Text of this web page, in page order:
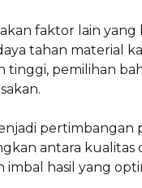
faktor lain
tahan material
pemilihan
antara kualitas
hasil yang